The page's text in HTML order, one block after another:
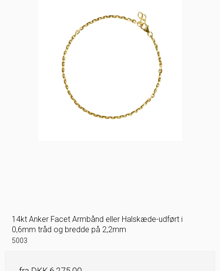
14kt Anker Facet Armbånd eller Halskæde-udført i
0,6mm tråd og bredde på 2,2mm
5003